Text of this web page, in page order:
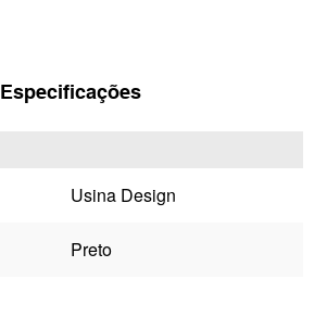
Especificações
Usina Design
Preto